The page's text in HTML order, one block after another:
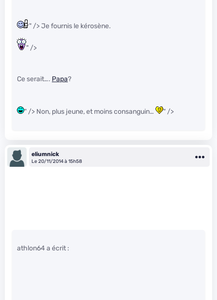
" /> Je fournis le kérosène.
" />
Ce serait…. Papa?
" /> Non, plus jeune, et moins consanguin… " />
eliumnick
Le 20/11/2014 à 15h58
athlon64 a écrit :